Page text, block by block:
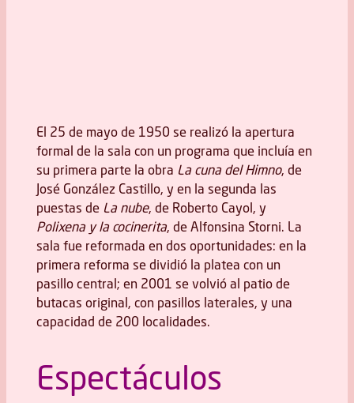
El 25 de mayo de 1950 se realizó la apertura
formal de la sala con un programa que incluía en
su primera parte la obra La cuna del Himno, de
José González Castillo, y en la segunda las
puestas de La nube, de Roberto Cayol, y
Polixena y la cocinerita, de Alfonsina Storni. La
sala fue reformada en dos oportunidades: en la
primera reforma se dividió la platea con un
pasillo central; en 2001 se volvió al patio de
butacas original, con pasillos laterales, y una
capacidad de 200 localidades.
Espectáculos